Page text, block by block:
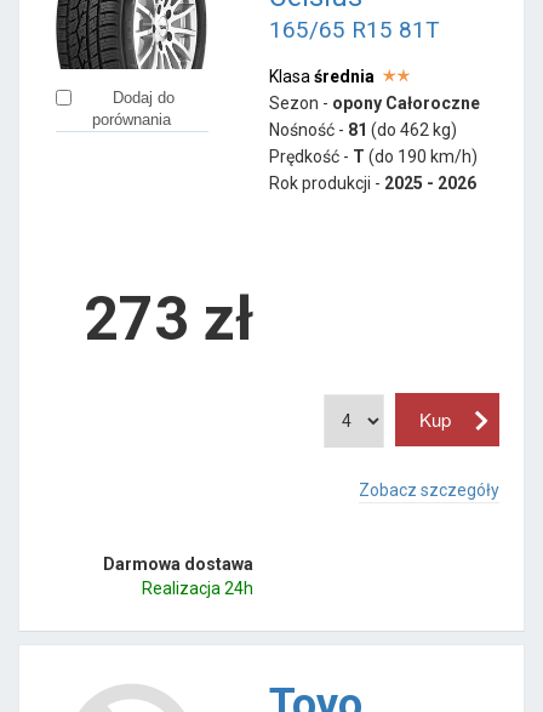
Dodaj do
porównania
165/65 R15 81T
Klasa średnia
Sezon - opony Całoroczne
Nośność - 81 (do 462 kg)
Prędkość - T (do 190 km/h)
Rok produkcji - 2025 - 2026
273 zł
Zobacz szczegóły
Darmowa dostawa
Realizacja 24h